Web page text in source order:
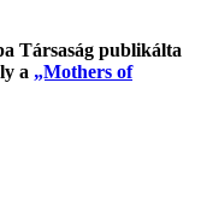
Társaság publikálta
a „Mothers of